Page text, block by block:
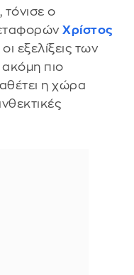
τόνισε ο
Χρίστος
εξελίξεις των
ακόμη πιο
η χώρα